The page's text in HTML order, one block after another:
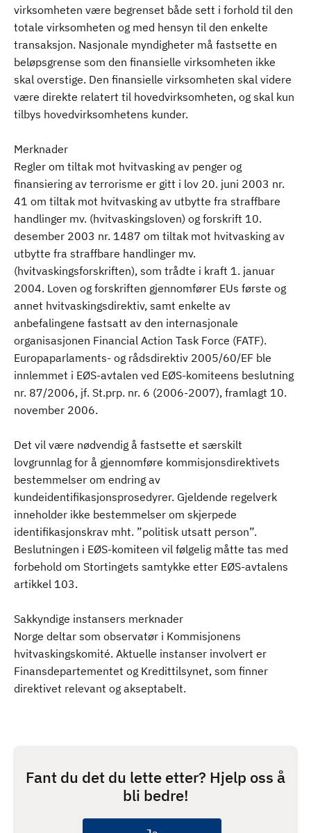
virksomheten være begrenset både sett i forhold til den
totale virksomheten og med hensyn til den enkelte
transaksjon. Nasjonale myndigheter må fastsette en
beløpsgrense som den finansielle virksomheten ikke
skal overstige. Den finansielle virksomheten skal videre
være direkte relatert til hovedvirksomheten, og skal kun
tilbys hovedvirksomhetens kunder.
Merknader
Regler om tiltak mot hvitvasking av penger og
finansiering av terrorisme er gitt i lov 20. juni 2003 nr.
41 om tiltak mot hvitvasking av utbytte fra straffbare
handlinger mv. (hvitvaskingsloven) og forskrift 10.
desember 2003 nr. 1487 om tiltak mot hvitvasking av
utbytte fra straffbare handlinger mv.
(hvitvaskingsforskriften), som trådte i kraft 1. januar
2004. Loven og forskriften gjennomfører EUs første og
annet hvitvaskingsdirektiv, samt enkelte av
anbefalingene fastsatt av den internasjonale
organisasjonen Financial Action Task Force (FATF).
Europaparlaments- og rådsdirektiv 2005/60/EF ble
innlemmet i EØS-avtalen ved EØS-komiteens beslutning
nr. 87/2006, jf. St.prp. nr. 6 (2006-2007), framlagt 10.
november 2006.
Det vil være nødvendig å fastsette et særskilt
lovgrunnlag for å gjennomføre kommisjonsdirektivets
bestemmelser om endring av
kundeidentifikasjonsprosedyrer. Gjeldende regelverk
inneholder ikke bestemmelser om skjerpede
identifikasjonskrav mht. ”politisk utsatt person”.
Beslutningen i EØS-komiteen vil følgelig måtte tas med
forbehold om Stortingets samtykke etter EØS-avtalens
artikkel 103.
Sakkyndige instansers merknader
Norge deltar som observatør i Kommisjonens
hvitvaskingskomité. Aktuelle instanser involvert er
Finansdepartementet og Kredittilsynet, som finner
direktivet relevant og akseptabelt.
Fant du det du lette etter? Hjelp oss å
bli bedre!